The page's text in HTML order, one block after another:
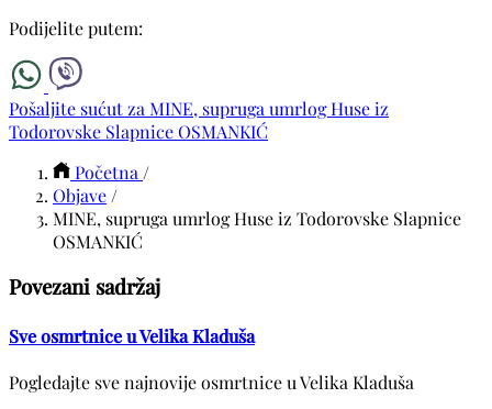
Podijelite putem:
Pošaljite sućut za MINE, supruga umrlog Huse iz
Todorovske Slapnice OSMANKIĆ
Početna /
Objave /
MINE, supruga umrlog Huse iz Todorovske Slapnice
OSMANKIĆ
Povezani sadržaj
Sve osmrtnice u Velika Kladuša
Pogledajte sve najnovije osmrtnice u Velika Kladuša